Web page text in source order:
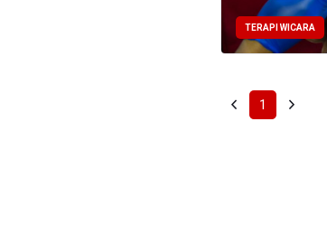
TERAPI WICARA
1